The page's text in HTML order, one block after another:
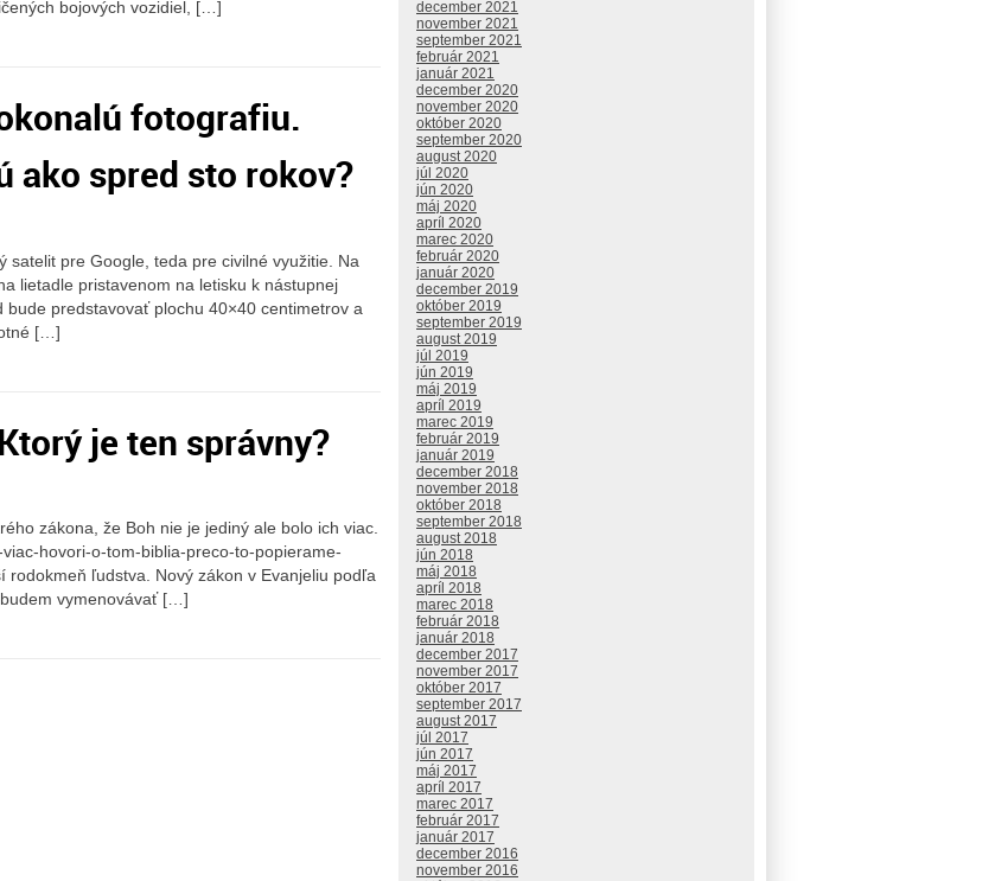
bojových vozidiel, […]
fotografiu.
ako spred sto rokov?
pre Google, teda pre civilné využitie. Na
lietadle pristavenom na letisku k nástupnej
predstavovať plochu 40×40 centimetrov a
[…]
je ten správny?
zákona, že Boh nie je jediný ale bolo ich viac.
hovori-o-tom-biblia-preco-to-popierame-
ľudstva. Nový zákon v Evanjeliu podľa
vymenovávať […]
december 2021
november 2021
september 2021
február 2021
január 2021
december 2020
november 2020
október 2020
september 2020
august 2020
júl 2020
jún 2020
máj 2020
apríl 2020
marec 2020
február 2020
január 2020
december 2019
október 2019
september 2019
august 2019
júl 2019
jún 2019
máj 2019
apríl 2019
marec 2019
február 2019
január 2019
december 2018
november 2018
október 2018
september 2018
august 2018
jún 2018
máj 2018
apríl 2018
marec 2018
február 2018
január 2018
december 2017
november 2017
október 2017
september 2017
august 2017
júl 2017
jún 2017
máj 2017
apríl 2017
marec 2017
február 2017
január 2017
december 2016
november 2016